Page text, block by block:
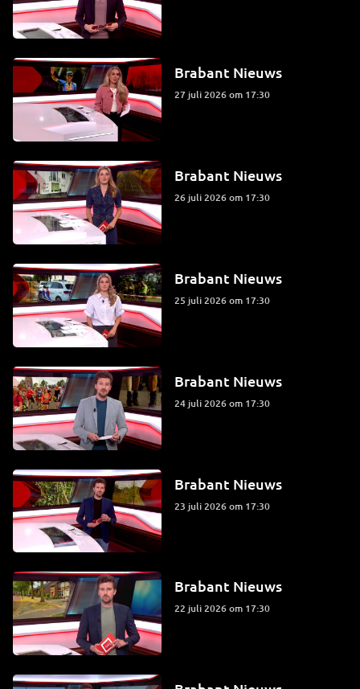
Brabant Nieuws
27 juli 2026 om 17:30
Brabant Nieuws
26 juli 2026 om 17:30
Brabant Nieuws
25 juli 2026 om 17:30
Brabant Nieuws
24 juli 2026 om 17:30
Brabant Nieuws
23 juli 2026 om 17:30
Brabant Nieuws
22 juli 2026 om 17:30